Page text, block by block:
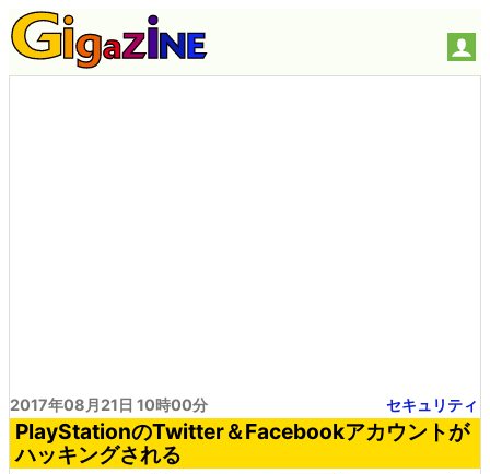
2017年08月21日 10時00分 セキュリティ
PlayStationのTwitter＆Facebookアカウントが
ハッキングされる